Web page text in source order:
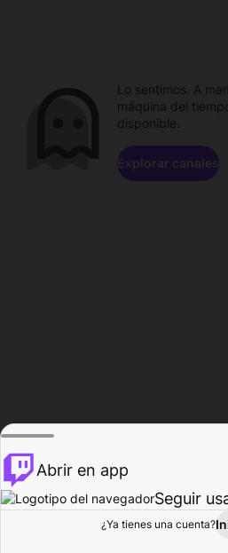
Explorar
Lo sentimos. A
máquina del
disponible.
Explorar canales
Abrir en app
Seguir
¿Ya tienes una cuenta?